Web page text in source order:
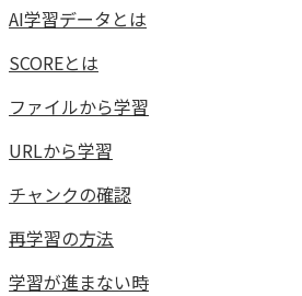
AI学習データとは
SCOREとは
ファイルから学習
URLから学習
チャンクの確認
再学習の方法
学習が進まない時